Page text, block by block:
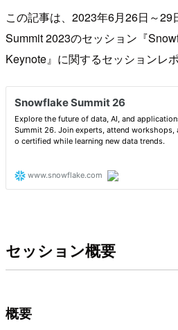
この記事は、2023年6月26日～
Summit 2023のセッション『
Keynote』に関するセッションレポ
セッション概要
概要